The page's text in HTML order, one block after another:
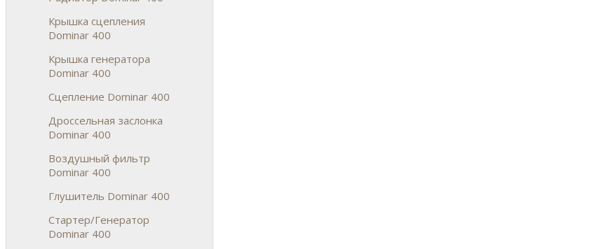
Крышка сцепления
Dominar 400
Крышка генератора
Dominar 400
Сцепление Dominar 400
Дроссельная заслонка
Dominar 400
Воздушный фильтр
Dominar 400
Глушитель Dominar 400
Стартер/Генератор
Dominar 400